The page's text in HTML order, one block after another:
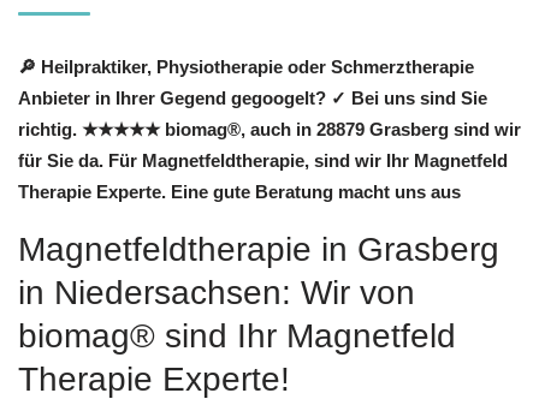
🔎 Heilpraktiker, Physiotherapie oder Schmerztherapie
Anbieter in Ihrer Gegend gegoogelt? ✓ Bei uns sind Sie
richtig. ★★★★★ biomag®, auch in 28879 Grasberg sind wir
für Sie da. Für Magnetfeldtherapie, sind wir Ihr Magnetfeld
Therapie Experte. Eine gute Beratung macht uns aus
Magnetfeldtherapie in Grasberg
in Niedersachsen: Wir von
biomag® sind Ihr Magnetfeld
Therapie Experte!